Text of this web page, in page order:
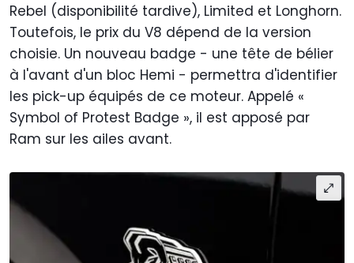
Rebel (disponibilité tardive), Limited et Longhorn.
Toutefois, le prix du V8 dépend de la version
choisie. Un nouveau badge - une tête de bélier
à l'avant d'un bloc Hemi - permettra d'identifier
les pick-up équipés de ce moteur. Appelé «
Symbol of Protest Badge », il est apposé par
Ram sur les ailes avant.